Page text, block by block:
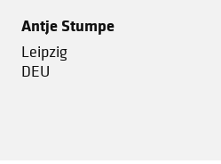
Antje Stumpe
Leipzig
DEU